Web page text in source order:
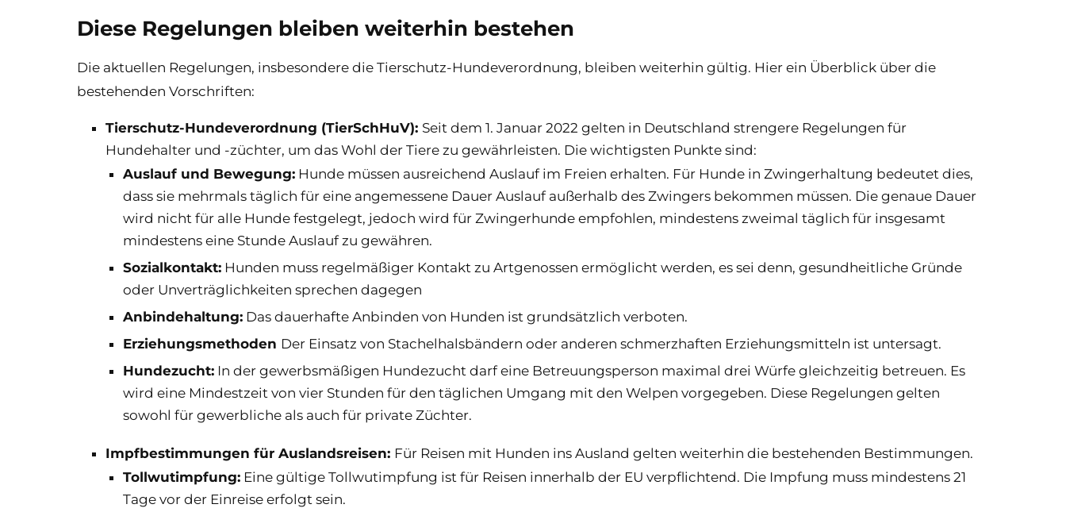
Diese Regelungen bleiben weiterhin bestehen
Die aktuellen Regelungen, insbesondere die Tierschutz-Hundeverordnung, bleiben weiterhin gültig. Hier ein Überblick über die
bestehenden Vorschriften:
Tierschutz-Hundeverordnung (TierSchHuV): Seit dem 1. Januar 2022 gelten in Deutschland strengere Regelungen für
Hundehalter und -züchter, um das Wohl der Tiere zu gewährleisten. Die wichtigsten Punkte sind:
Auslauf und Bewegung: Hunde müssen ausreichend Auslauf im Freien erhalten. Für Hunde in Zwingerhaltung bedeutet dies,
dass sie mehrmals täglich für eine angemessene Dauer Auslauf außerhalb des Zwingers bekommen müssen. Die genaue Dauer
wird nicht für alle Hunde festgelegt, jedoch wird für Zwingerhunde empfohlen, mindestens zweimal täglich für insgesamt
mindestens eine Stunde Auslauf zu gewähren.
Sozialkontakt: Hunden muss regelmäßiger Kontakt zu Artgenossen ermöglicht werden, es sei denn, gesundheitliche Gründe
oder Unverträglichkeiten sprechen dagegen
Anbindehaltung: Das dauerhafte Anbinden von Hunden ist grundsätzlich verboten.
Erziehungsmethoden Der Einsatz von Stachelhalsbändern oder anderen schmerzhaften Erziehungsmitteln ist untersagt.
Hundezucht: In der gewerbsmäßigen Hundezucht darf eine Betreuungsperson maximal drei Würfe gleichzeitig betreuen. Es
wird eine Mindestzeit von vier Stunden für den täglichen Umgang mit den Welpen vorgegeben. Diese Regelungen gelten
sowohl für gewerbliche als auch für private Züchter.
Impfbestimmungen für Auslandsreisen: Für Reisen mit Hunden ins Ausland gelten weiterhin die bestehenden Bestimmungen.
Tollwutimpfung: Eine gültige Tollwutimpfung ist für Reisen innerhalb der EU verpflichtend. Die Impfung muss mindestens 21
Tage vor der Einreise erfolgt sein.